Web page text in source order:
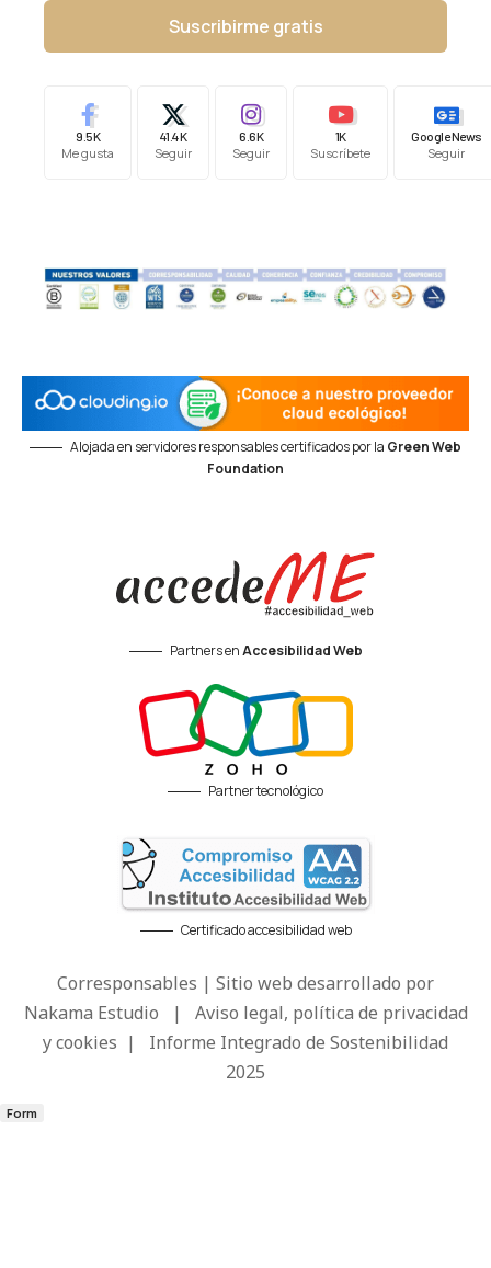
Suscribirme gratis
9.5K
Me gusta
41.4K
Seguir
6.6K
Seguir
1K
Suscríbete
Google News
Seguir
Alojada en servidores responsables certificados por la Green Web
Foundation
Partners enAccesibilidad Web
Partner tecnológico
Certificado accesibilidad web
Corresponsables | Sitio web desarrollado por
Nakama Estudio | Aviso legal, política de privacidad
y cookies | Informe Integrado de Sostenibilidad
2025
Form